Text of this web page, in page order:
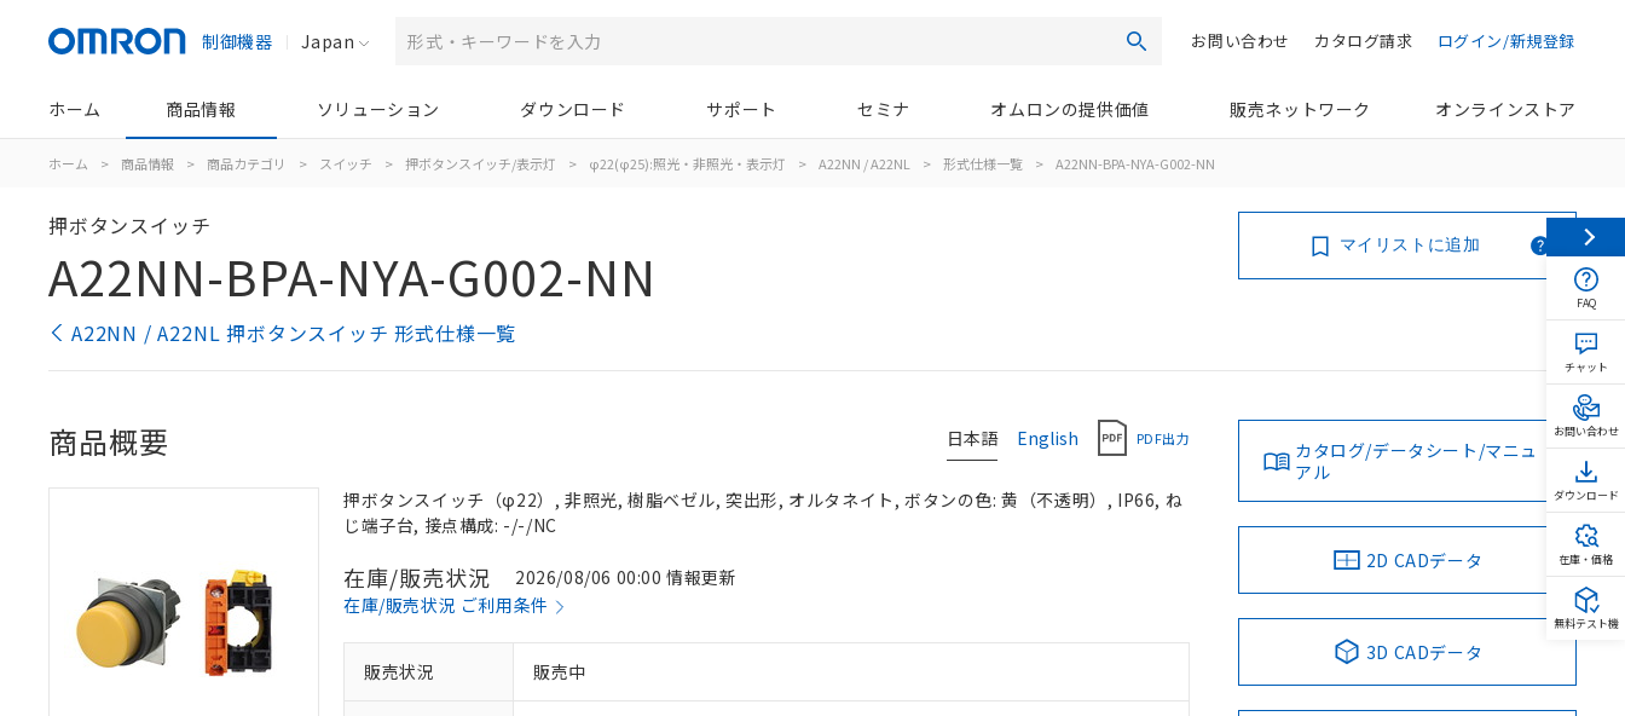
制御機器 Japan 検索 ログイン/新規登録
カタログ請求
お問い合わせ
ホーム 商品情報 ソリューション ダウンロード サポート セミナ オムロンの提供価値 販売ネットワーク オンラインストア
ホーム > 商品情報 > 商品カテゴリ > スイッチ > 押ボタンスイッチ/表示灯 > φ22(φ25):照光・非照光・表示灯 > A22NN / A22NL > 形式仕様一覧 > A22NN-BPA-NYA-G002-NN
押ボタンスイッチ
A22NN-BPA-NYA-G002-NN
A22NN / A22NL 押ボタンスイッチ 形式仕様一覧
マイリストに追加
日本語 English PDF出力
商品概要
押ボタンスイッチ（φ22）, 非照光, 樹脂ベゼル, 突出形, オルタネイト, ボタンの色: 黄（不透明）, IP66, ね
じ端子台, 接点構成: -/-/NC
在庫/販売状況
2026/08/06 00:00 情報更新
在庫/販売状況 ご利用条件
販売状況 販売中
カタログ/データシート/マニュ
アル
2D CADデータ
3D CADデータ
FAQ
チャット
お問い合わせ
ダウンロード
在庫・価格
無料テスト機